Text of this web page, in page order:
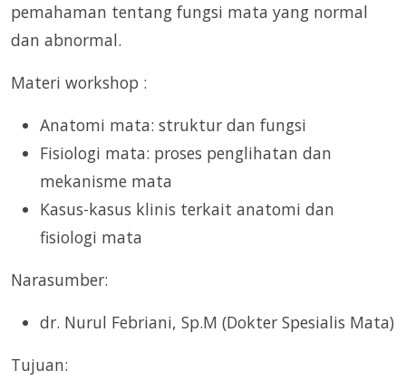
pemahaman tentang fungsi mata yang normal
dan abnormal.
Materi workshop :
Anatomi mata: struktur dan fungsi
Fisiologi mata: proses penglihatan dan
mekanisme mata
Kasus-kasus klinis terkait anatomi dan
fisiologi mata
Narasumber:
dr. Nurul Febriani, Sp.M (Dokter Spesialis Mata)
Tujuan: